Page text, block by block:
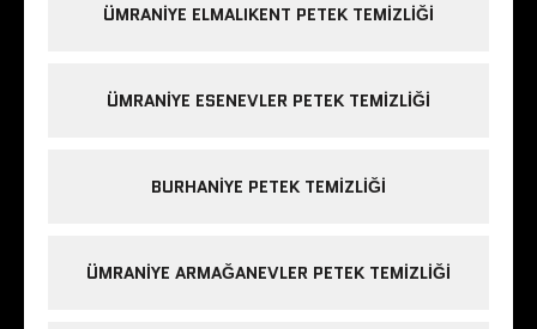
ÜMRANIYE ELMALIKENT PETEK TEMIZLIĞI
ÜMRANIYE ESENEVLER PETEK TEMIZLIĞI
BURHANIYE PETEK TEMIZLIĞI
ÜMRANIYE ARMAĞANEVLER PETEK TEMIZLIĞI